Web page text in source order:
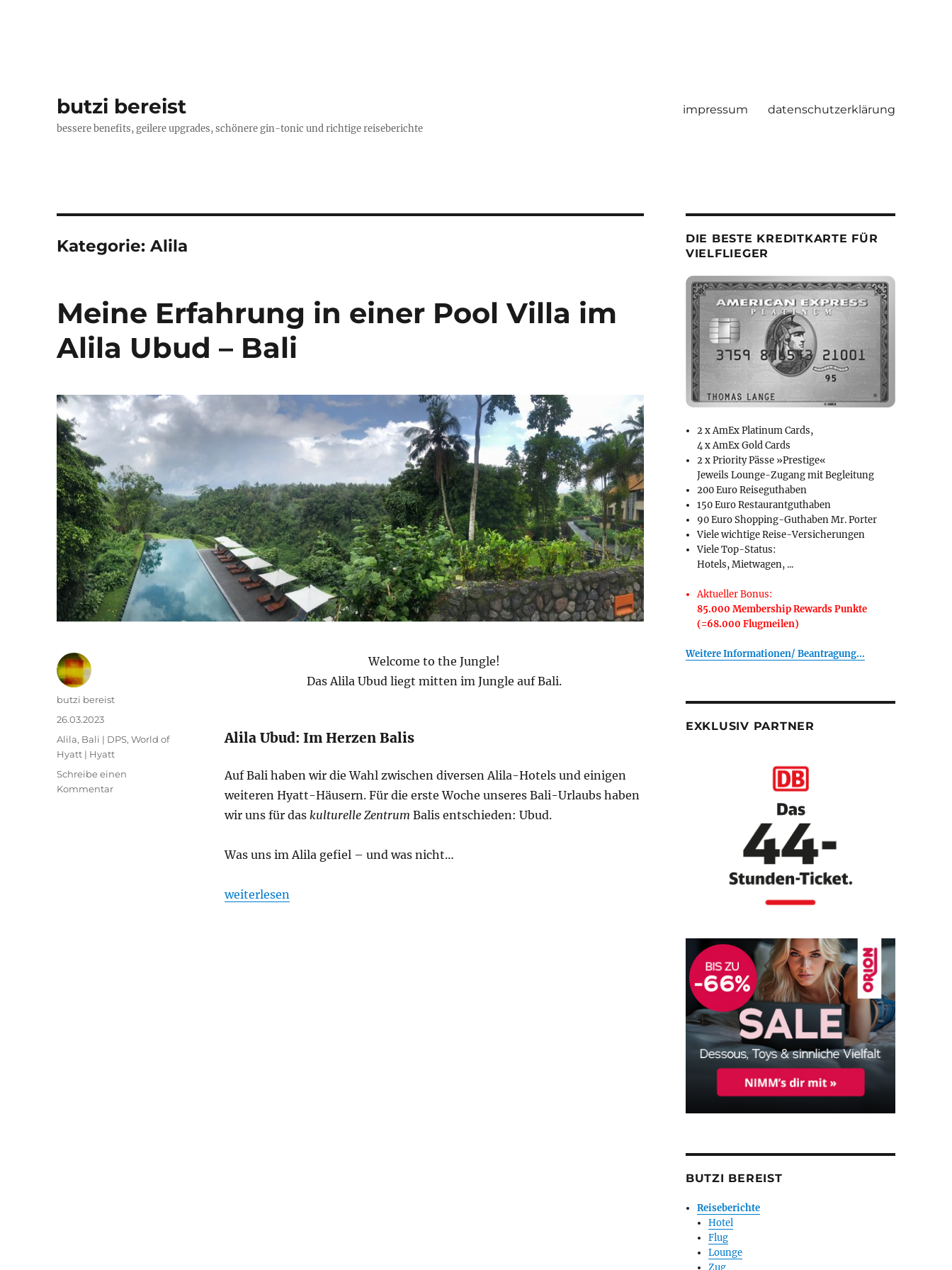
butzi bereist
bessere benefits, geilere upgrades, schönere gin-tonic und richtige reiseberichte
impressum datenschutzerklärung
Kategorie:Alila
Meine Erfahrung in einer Pool Villa im
Alila Ubud – Bali
Welcome to the Jungle!
Das Alila Ubud liegt mitten im Jungle auf Bali.
Alila Ubud: Im Herzen Balis
Auf Bali haben wir die Wahl zwischen diversen Alila-Hotels und einigen
weiteren Hyatt-Häusern. Für die erste Woche unseres Bali-Urlaubs haben
wir uns für das kulturelle Zentrum Balis entschieden: Ubud.
Was uns im Alila gefiel – und was nicht…
„Meine Erfahrung in einer Pool Villa im Alila Ubud – Bali“
weiterlesen
Autor
butzi bereist
Veröffentlicht
am
26.03.2023
Kategorien
Alila, Bali | DPS,World of
Hyatt | Hyatt
Schreibe einen
Kommentarzu
DIE BESTE KREDITKARTE FÜR
VIELFLIEGER
2 x AmEx Platinum Cards,
4 x AmEx Gold Cards
2 x Priority Pässe »Prestige«
Jeweils Lounge-Zugang mit Begleitung
200 Euro Reiseguthaben
150 Euro Restaurantguthaben
90 Euro Shopping-Guthaben Mr. Porter
Viele wichtige Reise-Versicherungen
Viele Top-Status:
Hotels, Mietwagen, ...
Aktueller Bonus:
85.000 Membership Rewards Punkte
(=68.000 Flugmeilen)
Weitere Informationen/ Beantragung...
EXKLUSIV PARTNER
BUTZI BEREIST
Reiseberichte
Hotel
Flug
Lounge
Zug